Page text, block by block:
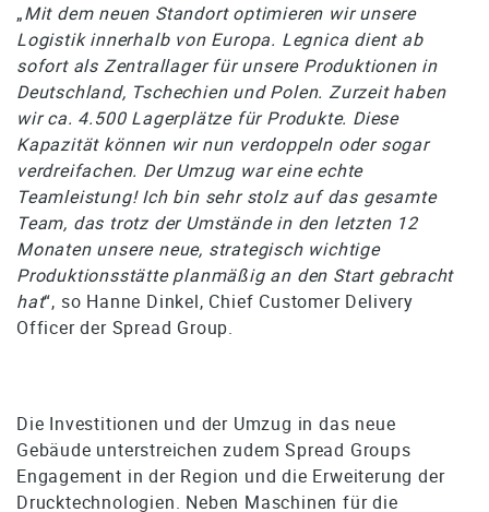
„Mit dem neuen Standort optimieren wir unsere
Logistik innerhalb von Europa. Legnica dient ab
sofort als Zentrallager für unsere Produktionen in
Deutschland, Tschechien und Polen. Zurzeit haben
wir ca. 4.500 Lagerplätze für Produkte. Diese
Kapazität können wir nun verdoppeln oder sogar
verdreifachen. Der Umzug war eine echte
Teamleistung! Ich bin sehr stolz auf das gesamte
Team, das trotz der Umstände in den letzten 12
Monaten unsere neue, strategisch wichtige
Produktionsstätte planmäßig an den Start gebracht
hat“, so Hanne Dinkel, Chief Customer Delivery
Officer der Spread Group.
Die Investitionen und der Umzug in das neue
Gebäude unterstreichen zudem Spread Groups
Engagement in der Region und die Erweiterung der
Drucktechnologien. Neben Maschinen für die